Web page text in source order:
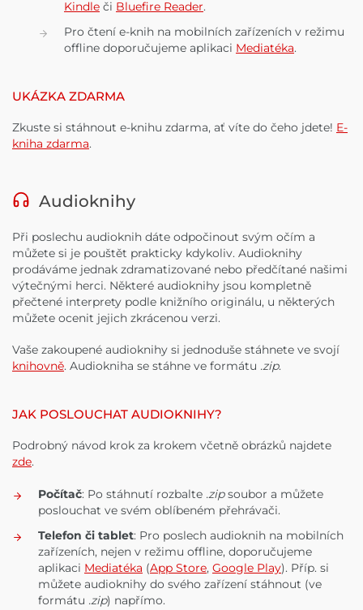
Kindle či Bluefire Reade‪r‬.
Pro čtení e-knih na mobilních zařízeních v režimu
offline doporučujeme aplikaci Mediatéka.
UKÁZKA ZDARMA
Zkuste si stáhnout e-knihu zdarma, ať víte do čeho jdete! E-
kniha zdarma.
Audioknihy
Při poslechu audioknih dáte odpočinout svým očím a
můžete si je pouštět prakticky kdykoliv. Audioknihy
prodáváme jednak zdramatizované nebo předčítané našimi
výtečnými herci. Některé audioknihy jsou kompletně
přečtené interprety podle knižního originálu, u některých
můžete ocenit jejich zkrácenou verzi.
Vaše zakoupené audioknihy si jednoduše stáhnete ve svojí
knihovně. Audiokniha se stáhne ve formátu .zip.
JAK POSLOUCHAT AUDIOKNIHY?
Podrobný návod krok za krokem včetně obrázků najdete
zde.
Počítač: Po stáhnutí rozbalte .zipsoubor a můžete
poslouchat ve svém oblíbeném přehrávači.
Telefon či tablet: Pro poslech audioknih na mobilních
zařízeních, nejen v režimu offline, doporučujeme
aplikaci Mediatéka (App Store, Google Play). Příp. si
můžete audioknihy do svého zařízení stáhnout (ve
formátu .zip) napřímo.